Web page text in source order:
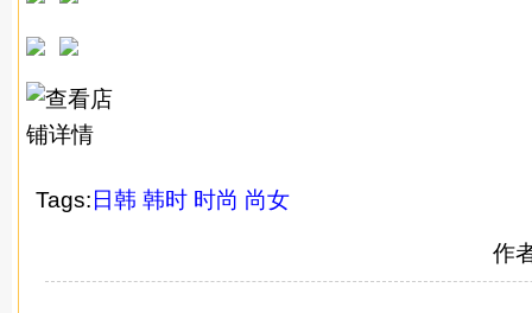
Tags: 日韩 韩时 时尚 尚女
作